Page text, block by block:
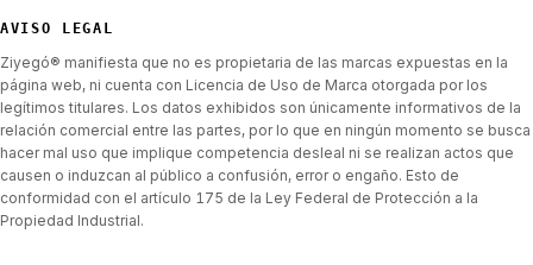
AVISO LEGAL
Ziyegó® manifiesta que no es propietaria de las marcas expuestas en la
página web, ni cuenta con Licencia de Uso de Marca otorgada por los
legítimos titulares. Los datos exhibidos son únicamente informativos de la
relación comercial entre las partes, por lo que en ningún momento se busca
hacer mal uso que implique competencia desleal ni se realizan actos que
causen o induzcan al público a confusión, error o engaño. Esto de
conformidad con el artículo 175 de la Ley Federal de Protección a la
Propiedad Industrial.